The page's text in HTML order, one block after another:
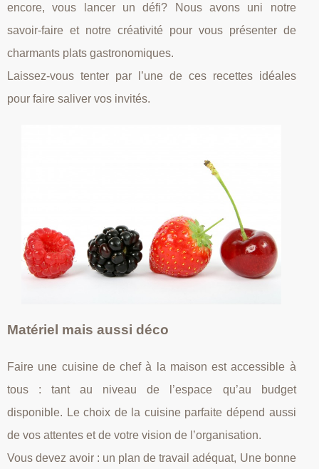
encore, vous lancer un défi? Nous avons uni notre
savoir-faire et notre créativité pour vous présenter de
charmants plats gastronomiques.
Laissez-vous tenter par l’une de ces recettes idéales
pour faire saliver vos invités.
Matériel mais aussi déco
Faire une cuisine de chef à la maison est accessible à
tous : tant au niveau de l’espace qu’au budget
disponible. Le choix de la cuisine parfaite dépend aussi
de vos attentes et de votre vision de l’organisation.
Vous devez avoir : un plan de travail adéquat, Une bonne